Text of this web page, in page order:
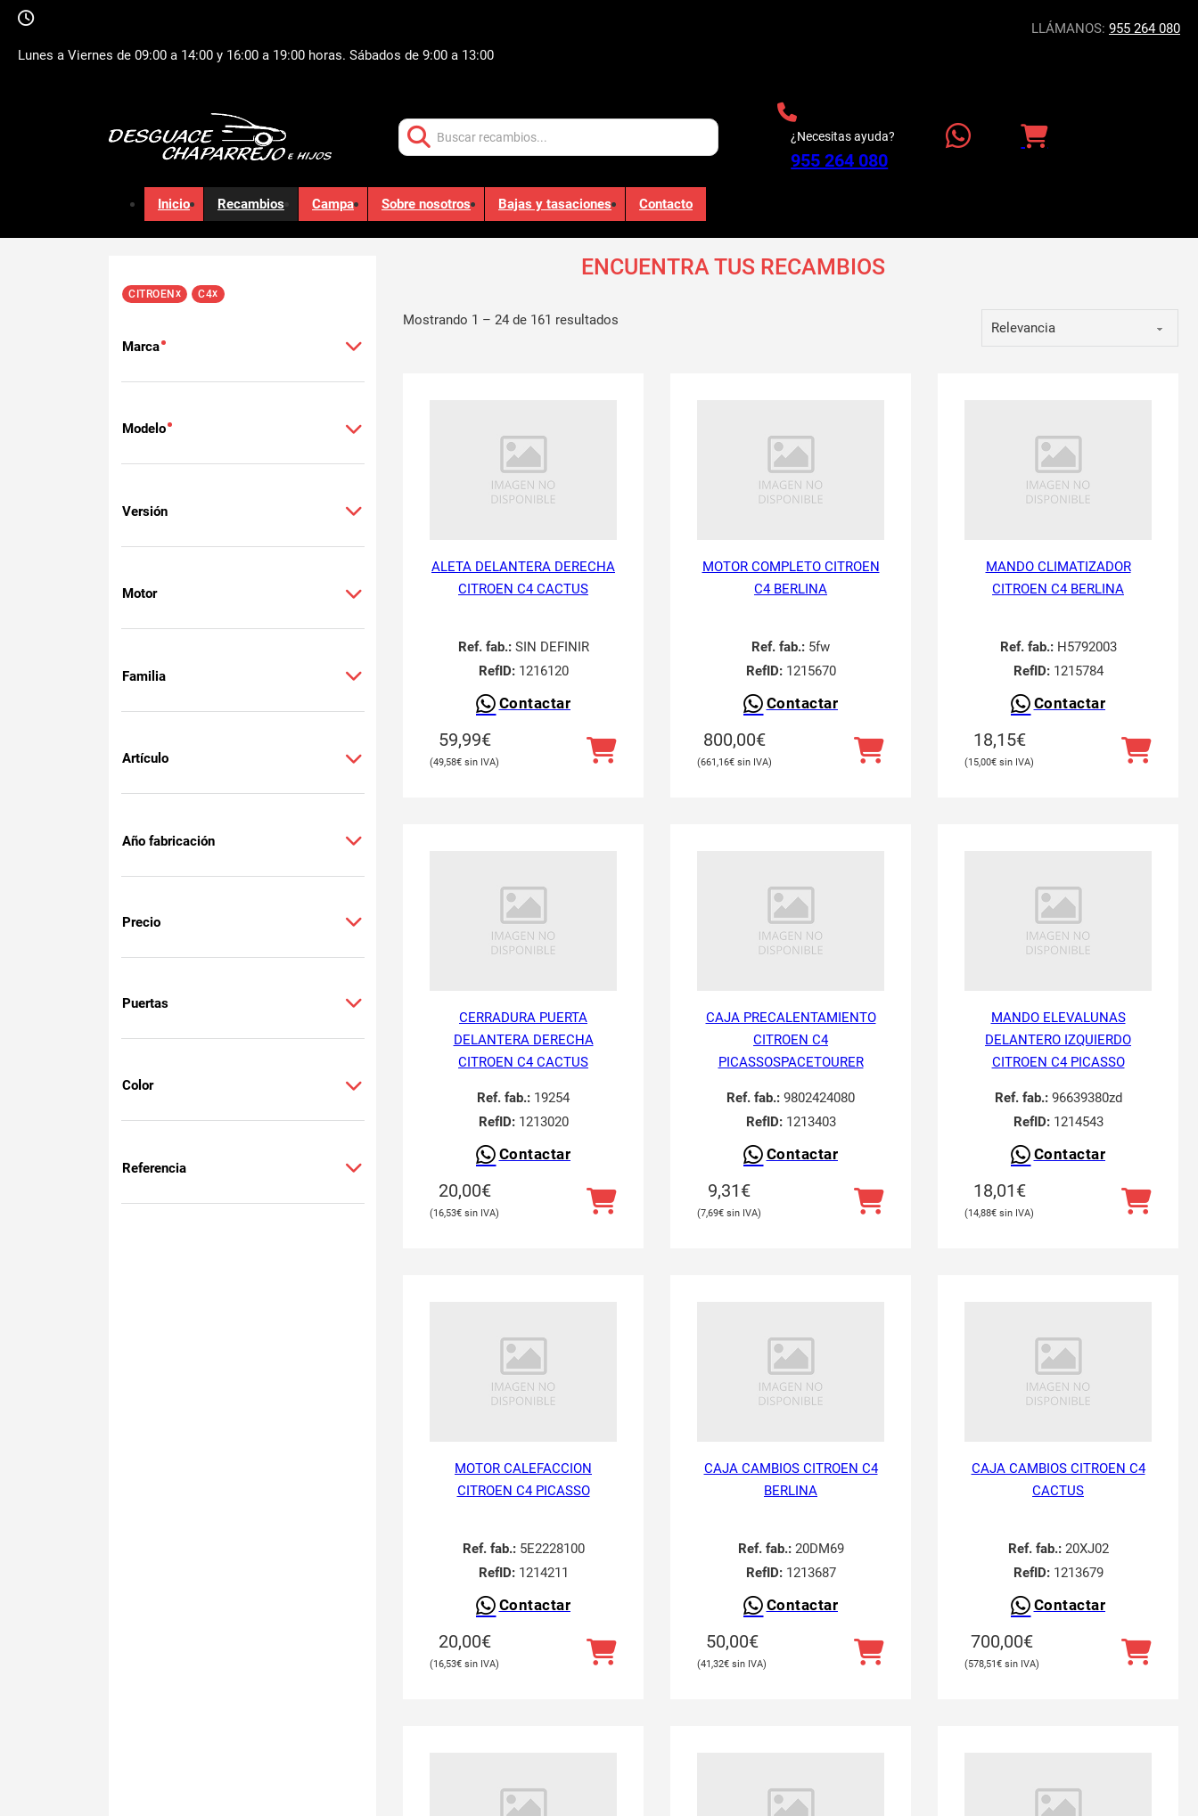
Lunes a Viernes de 09:00 a 14:00 y 16:00 a 19:00 horas. Sábados de 9:00 a 13:00
LLÁMANOS: 955 264 080
¿Necesitas ayuda?
955 264 080
Inicio Recambios Campa Sobre nosotros Bajas y tasaciones Contacto
ENCUENTRA TUS RECAMBIOS
CITROEN x C4x
Marca
Modelo
Versión
Motor
Familia
Artículo
Año fabricación
Precio
Puertas
Color
Referencia
Mostrando 1 – 24 de 161 resultados
ALETA DELANTERA DERECHA
CITROEN C4 CACTUS
Ref. fab.:SIN DEFINIR
RefID:1216120
Contactar
59,99€
49,58€
MOTOR COMPLETO CITROEN
C4 BERLINA
Ref. fab.: 5fw
RefID:1215670
Contactar
800,00€
661,16€
MANDO CLIMATIZADOR
CITROEN C4 BERLINA
Ref. fab.:H5792003
RefID:1215784
Contactar
18,15€
15,00€
CERRADURA PUERTA
DELANTERA DERECHA
CITROEN C4 CACTUS
Ref. fab.: 19254
RefID:1213020
Contactar
20,00€
16,53€
CAJA PRECALENTAMIENTO
CITROEN C4
PICASSOSPACETOURER
Ref. fab.: 9802424080
RefID:1213403
Contactar
9,31€
7,69€
MANDO ELEVALUNAS
DELANTERO IZQUIERDO
CITROEN C4 PICASSO
Ref. fab.:96639380zd
RefID:1214543
Contactar
18,01€
14,88€
MOTOR CALEFACCION
CITROEN C4 PICASSO
Ref. fab.:5E2228100
RefID:1214211
Contactar
20,00€
16,53€
CAJA CAMBIOS CITROEN C4
BERLINA
Ref. fab.:20DM69
RefID:1213687
Contactar
50,00€
41,32€
CAJA CAMBIOS CITROEN C4
CACTUS
Ref. fab.:20XJ02
RefID:1213679
Contactar
700,00€
578,51€